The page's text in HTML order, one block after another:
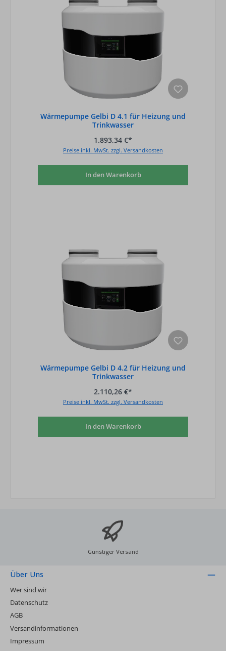
Wärmepumpe Gelbi D 4.1 für Heizung und
Trinkwasser
1.893,34 €*
Preise inkl. MwSt. zzgl. Versandkosten
In den Warenkorb
Wärmepumpe Gelbi D 4.2 für Heizung und
Trinkwasser
2.110,26 €*
Preise inkl. MwSt. zzgl. Versandkosten
In den Warenkorb
Günstiger Versand
Über Uns
Wer sind wir
Datenschutz
AGB
Versandinformationen
Impressum